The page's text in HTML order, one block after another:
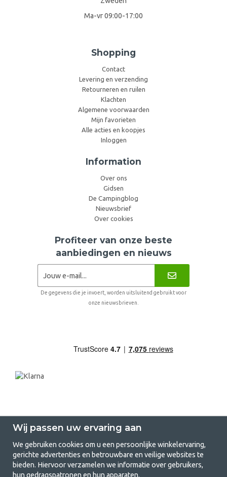
Ma-vr 09:00-17:00
Shopping
Contact
Levering en verzending
Retourneren en ruilen
Klachten
Algemene voorwaarden
Mijn favorieten
Alle acties en koopjes
Inloggen
Information
Over ons
Gidsen
De Campingblog
Nieuwsbrief
Over cookies
Profiteer van onze beste
aanbiedingen en nieuws
De gegevens die je invoert, worden uitsluitend gebruikt voor
onze nieuwsbrieven.
GetCamping.nl - Jouw winkel voor
Wij passen uw ervaring aan
We gebruiken cookies om u een persoonlijke winkelervaring,
gerichte advertenties en betrouwbare en veilige websites te
bieden. Hiervoor verzamelen we informatie over gebruikers,
hun gedragspatronen en hun apparaten.